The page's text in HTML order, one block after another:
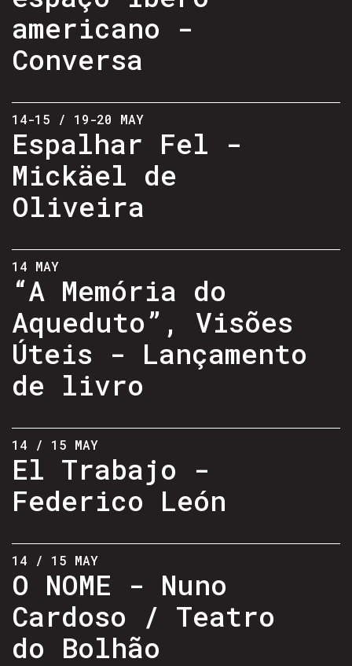
americano -
Conversa
14-15 / 19-20 MAY
Espalhar Fel -
Mickäel de
Oliveira
14 MAY
“A Memória do
Aqueduto”, Visões
Úteis - Lançamento
de livro
14 / 15 MAY
El Trabajo -
Federico León
14 / 15 MAY
O NOME - Nuno
Cardoso / Teatro
do Bolhão